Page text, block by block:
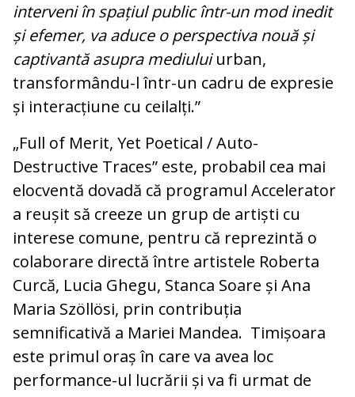
interveni în spațiul public într-un mod inedit
și efemer, va aduce o perspectiva nouă și
captivantă asupra mediuluiurban,
transformându-l într-un cadru de expresie
și interacțiune cu ceilalți.”
„Full of Merit, Yet Poetical / Auto-
Destructive Traces” este, probabil cea mai
elocventă dovadă că programul Accelerator
a reușit să creeze un grup de artiști cu
interese comune, pentru că reprezintă o
colaborare directă între artistele Roberta
Curcă, Lucia Ghegu, Stanca Soare și Ana
Maria Szöllösi, prin contribuția
semnificativă a Mariei Mandea. Timișoara
este primul oraș în care va avea loc
performance-ul lucrării și va fi urmat de